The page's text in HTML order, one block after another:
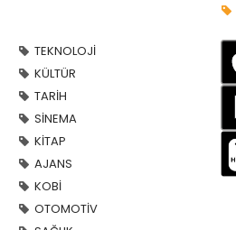
TEKNOLOJİ
KÜLTÜR
TARİH
SİNEMA
KİTAP
AJANS
KOBİ
OTOMOTİV